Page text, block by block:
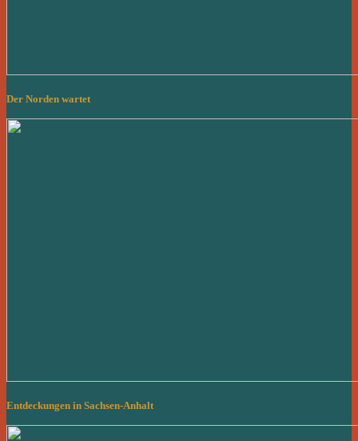
Der Norden wartet
Entdeckungen in Sachsen-Anhalt